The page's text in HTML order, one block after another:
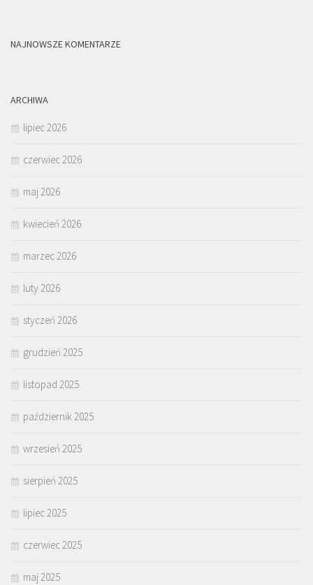
NAJNOWSZE KOMENTARZE
ARCHIWA
lipiec 2026
czerwiec 2026
maj 2026
kwiecień 2026
marzec 2026
luty 2026
styczeń 2026
grudzień 2025
listopad 2025
październik 2025
wrzesień 2025
sierpień 2025
lipiec 2025
czerwiec 2025
maj 2025